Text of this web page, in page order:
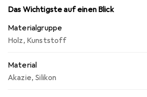
Das Wichtigste auf einen Blick
Materialgruppe
Holz, Kunststoff
Material
Akazie, Silikon